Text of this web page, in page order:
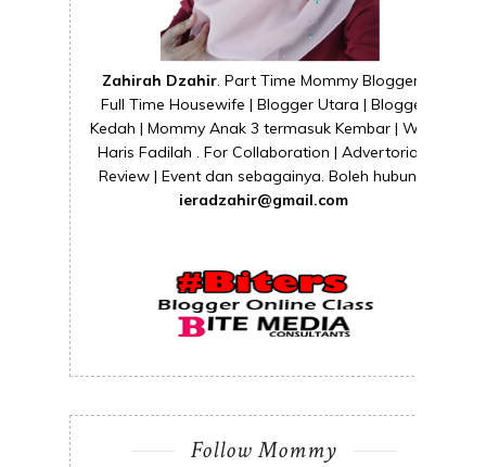
Zahirah Dzahir. Part Time Mommy Blogger |
Full Time Housewife | Blogger Utara | Blogger
Kedah | Mommy Anak 3 termasuk Kembar | Wife
Haris Fadilah . For Collaboration | Advertorial |
Review | Event dan sebagainya. Boleh hubungi
ieradzahir@gmail.com
Follow Mommy